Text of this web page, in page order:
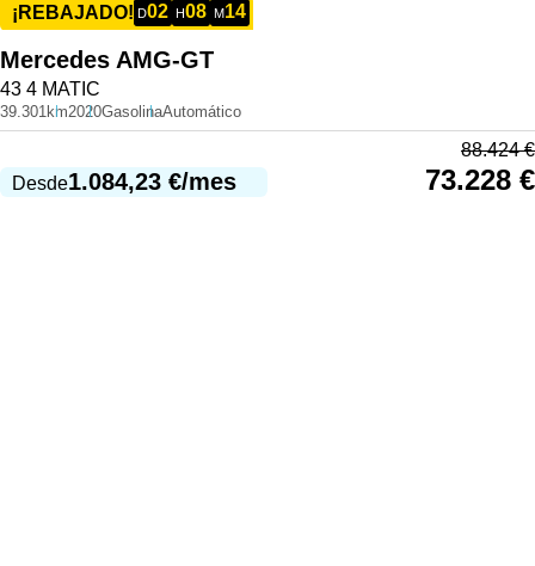
¡REBAJADO! D02 H08 M14
Mercedes AMG-GT
43 4 MATIC
39.301km2020GasolinaAutomático
Desde1.084,23 €/mes
88.424€
73.228 €